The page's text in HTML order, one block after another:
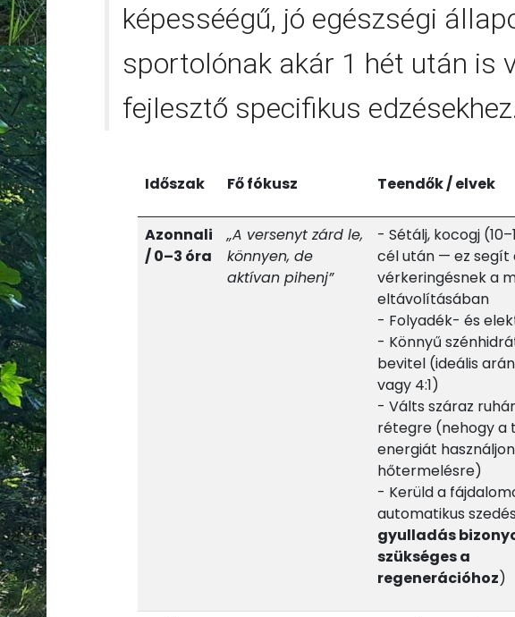
képesséégű, jó egészségi
sportolónak akár 1 hét után is
fejlesztő specifikus
Időszak Fő fókusz Teendők / elvek
Azonnali
/ 0–3 óra
„A versenyt zárd le,
könnyen, de
aktívan pihenj”
- Sétálj, kocogj
cél után — ez segít
vérkeringésnek a
eltávolításában
- Folyadék- és
- Könnyű
bevitel (ideális
vagy 4:1)
- Válts száraz
rétegre (nehogy a
energiát használjon
hőtermelésre)
- Kerüld a
automatikus
gyulladás
szükséges a
regenerációhoz)